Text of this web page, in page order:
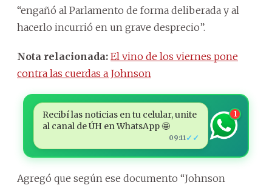
“engañó al Parlamento de forma deliberada y al
hacerlo incurrió en un grave desprecio”.
Nota relacionada: El vino de los viernes pone
contra las cuerdas a Johnson
Recibí las noticias en tu celular, unite
al canal de ÚH en WhatsApp 🤩
09:11 ✓✓
1
Agregó que según ese documento “Johnson